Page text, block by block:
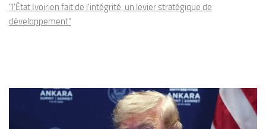
"l'État Ivoirien fait de l'intégrité, un levier stratégique de
développement"